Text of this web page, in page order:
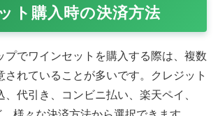
ト購入時の決済方法
プでワインセットを購入する際は、複数
されていることが多いです。クレジット
代引き、コンビニ払い、楽天ペイ、